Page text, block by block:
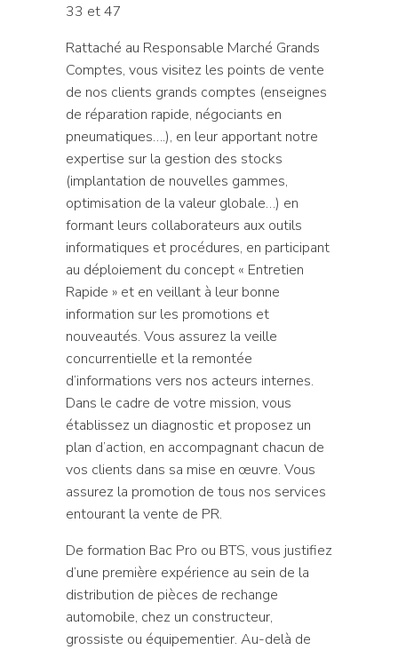
33 et 47
Rattaché au Responsable Marché Grands
Comptes, vous visitez les points de vente
de nos clients grands comptes (enseignes
de réparation rapide, négociants en
pneumatiques….), en leur apportant notre
expertise sur la gestion des stocks
(implantation de nouvelles gammes,
optimisation de la valeur globale…) en
formant leurs collaborateurs aux outils
informatiques et procédures, en participant
au déploiement du concept « Entretien
Rapide » et en veillant à leur bonne
information sur les promotions et
nouveautés. Vous assurez la veille
concurrentielle et la remontée
d’informations vers nos acteurs internes.
Dans le cadre de votre mission, vous
établissez un diagnostic et proposez un
plan d’action, en accompagnant chacun de
vos clients dans sa mise en œuvre. Vous
assurez la promotion de tous nos services
entourant la vente de PR.
De formation Bac Pro ou BTS, vous justifiez
d’une première expérience au sein de la
distribution de pièces de rechange
automobile, chez un constructeur,
grossiste ou équipementier. Au-delà de